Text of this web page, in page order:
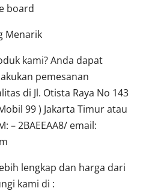
board
Menarik
kami? Anda dapat
pemesanan
di Jl. Otista Raya No 143
99 ) Jakarta Timur atau
– 2BAEEAA8/ email:
lengkap dan harga dari
kami di :